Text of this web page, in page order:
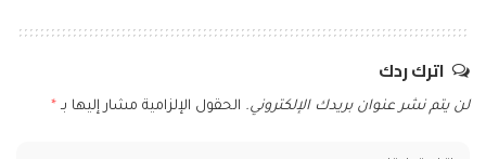
اترك ردك
لن يتم نشر عنوان بريدك الإلكتروني. الحقول الإلزامية مشار إليها بـ *